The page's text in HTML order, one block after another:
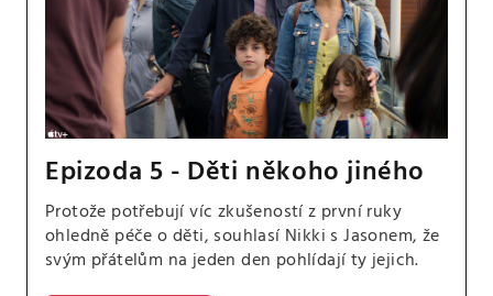
Epizoda 5 - Děti někoho jiného
Protože potřebují víc zkušeností z první ruky
ohledně péče o děti, souhlasí Nikki s Jasonem, že
svým přátelům na jeden den pohlídají ty jejich.